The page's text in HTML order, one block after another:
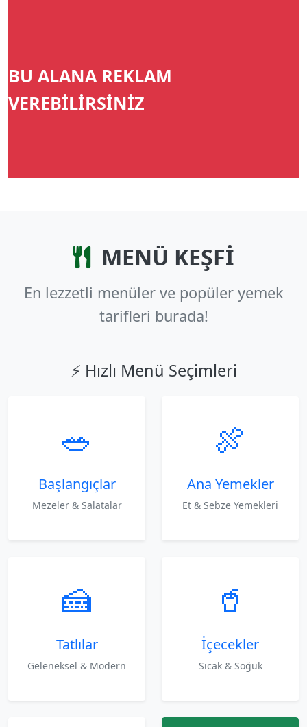
BU ALANA REKLAM
VEREBİLİRSİNİZ
MENÜ KEŞFİ
En lezzetli menüler ve popüler yemek
tarifleri burada!
⚡ Hızlı Menü Seçimleri
🥗
Başlangıçlar
Mezeler & Salatalar
🍖
Ana Yemekler
Et & Sebze Yemekleri
🍰
Tatlılar
Geleneksel & Modern
🥤
İçecekler
Sıcak & Soğuk